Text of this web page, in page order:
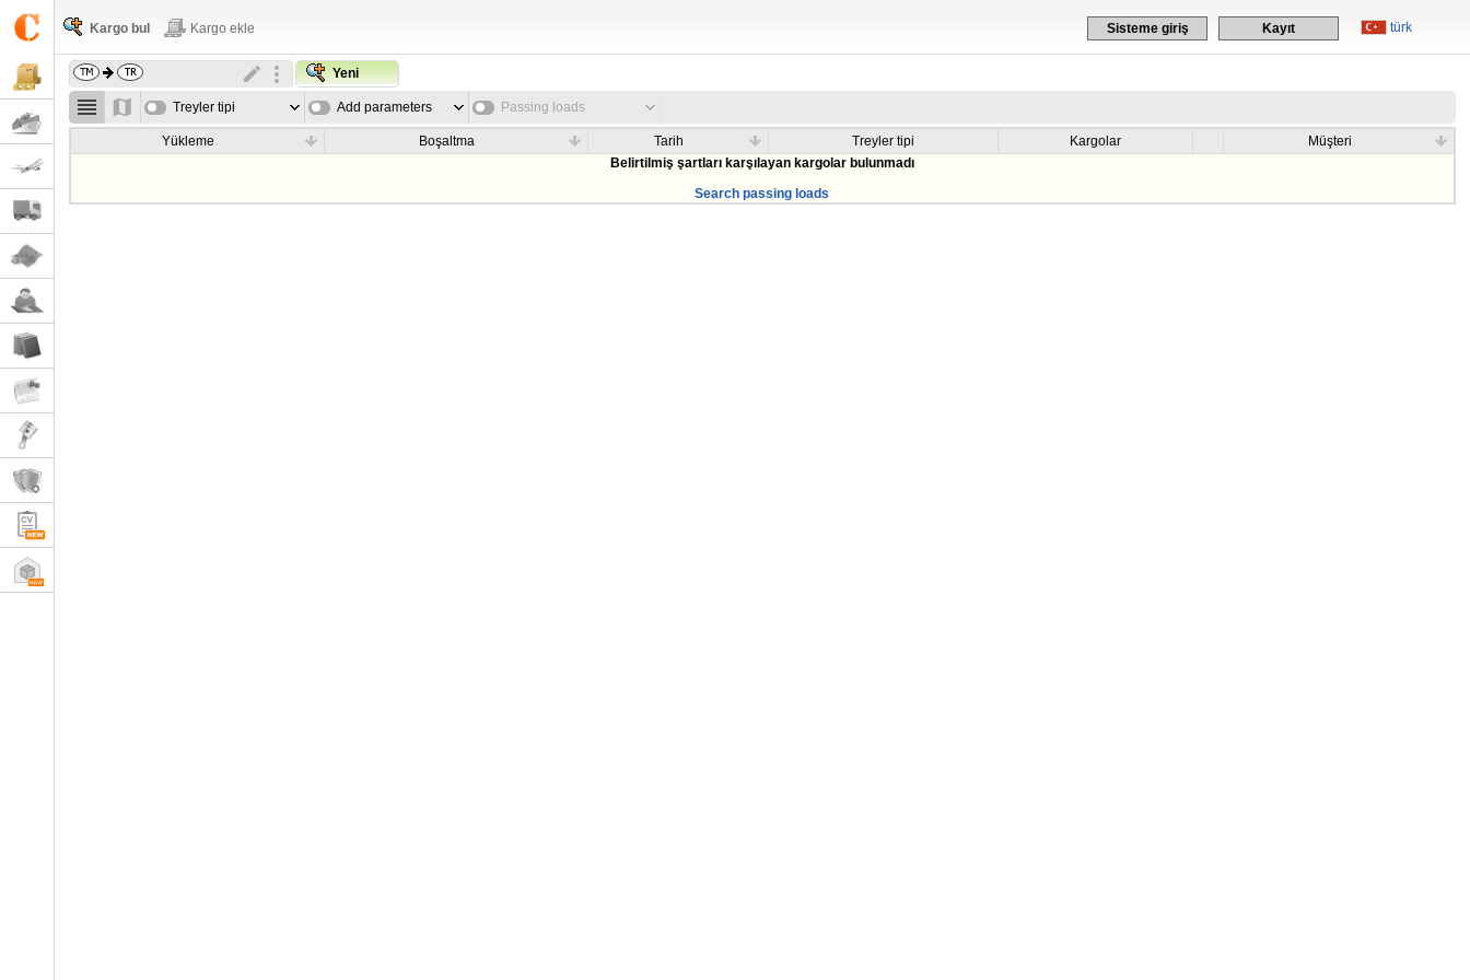
türk
Sisteme giriş Kayıt
Kargo bul Kargo ekle
Yeni
Treyler tipi Add parameters Passing loads
Yükleme Boşaltma Tarih Treyler tipi Kargolar
Müşteri
Belirtilmiş şartları karşılayan kargolar bulunmadı
Search passing loads